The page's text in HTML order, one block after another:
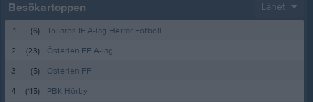
Besökartoppen Länet
1. (6)
Tollarps IF A-lag Herrar Fotboll
2.
(23)
Österlen FF A-lag
3.
(5)
Österlen FF
4.
(115) PBK Hörby